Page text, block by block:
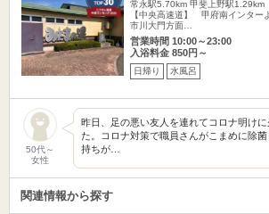
常永駅5.70km 甲斐上野駅1.29km
【中央高速道】 甲府南インター
市川大門方面…
営業時間 10:00～23:00
入浴料金 850円～
日帰り 水風呂
50代～
女性
昨日、足の悪い友人を連れてコロナ明け
た。コロナ対策で職員さんがこまめに除
持ちが…
関連情報から探す